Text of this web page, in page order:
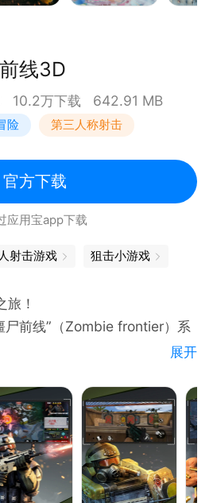
线3D
10.2万下载 642.91 MB
险 第三人称射击
官方下载
应用宝app下载
射击游戏 狙击小游戏
旅！
尸前线”（Zombie frontier）系
实的武器射击模拟，让所有僵尸
验。街道、医院、工厂、监
地图，等你来一探究竟。
福利同步升级◆◆
机触发，难度更大奖励更丰
展开